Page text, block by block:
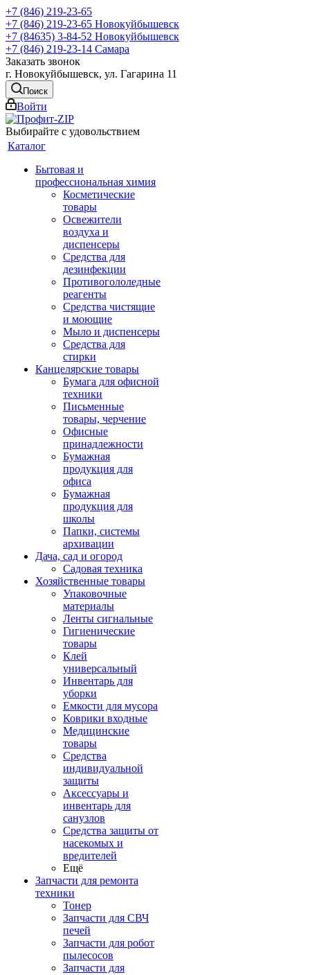
+7 (846) 219-23-65
+7 (846) 219-23-65 Новокуйбышевск
+7 (84635) 3-84-52 Новокуйбышевск
+7 (846) 219-23-14 Самара
Заказать звонок
г. Новокуйбышевск, ул. Гагарина 11
Поиск
Войти
Выбирайте с удовольствием
Каталог
Бытовая и
профессиональная химия
Косметические
товары
Освежители
воздуха и
диспенсеры
Средства для
дезинфекции
Противогололедные
реагенты
Средства чистящие
и моющие
Мыло и диспенсеры
Средства для
стирки
Канцелярские товары
Бумага для офисной
техники
Письменные
товары, черчение
Офисные
принадлежности
Бумажная
продукция для
офиса
Бумажная
продукция для
школы
Папки, системы
архивации
Дача, сад и огород
Садовая техника
Хозяйственные товары
Упаковочные
материалы
Ленты сигнальные
Гигиенические
товары
Клей
универсальный
Инвентарь для
уборки
Емкости для мусора
Коврики входные
Медицинские
товары
Средства
индивидуальной
защиты
Аксессуары и
инвентарь для
санузлов
Средства защиты от
насекомых и
вредителей
Ещё
Запчасти для ремонта
техники
Тонер
Запчасти для СВЧ
печей
Запчасти для робот
пылесосов
Запчасти для